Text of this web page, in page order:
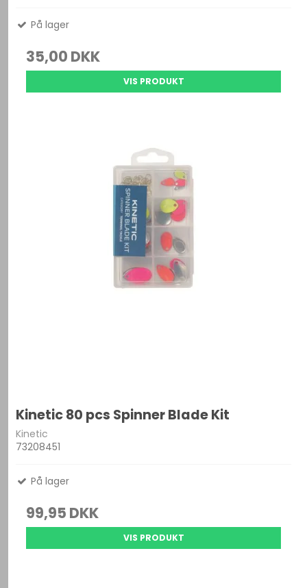
På lager
35,00 DKK
VIS PRODUKT
Kinetic 80 pcs Spinner Blade Kit
Kinetic
73208451
På lager
99,95 DKK
VIS PRODUKT